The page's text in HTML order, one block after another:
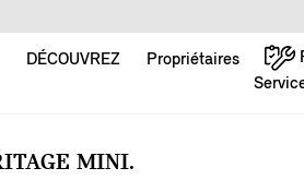
DÉCOUVREZ Propriétaires
MINI.